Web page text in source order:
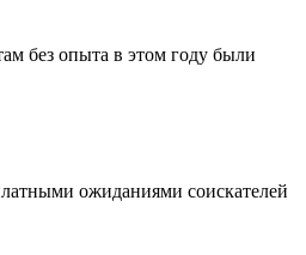
без опыта в этом году были
ожиданиями соискателей